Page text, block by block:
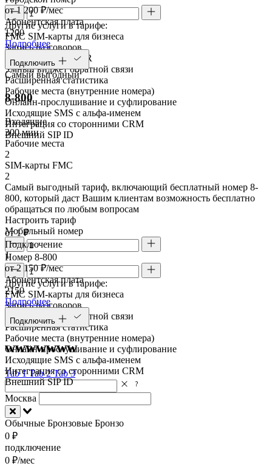
Другие услуги в тарифе:
FMC SIM-карты для бизнеса
Запись разговоров
Голосовое меню IVR
Умный виджет обратной связи
Расширенная статистика
Рабочие места (внутренние номера)
Онлайн-прослушивание и суфлирование
Исходящие SMS с альфа-именем
Интеграция со сторонними CRM
Внешний SIP ID
от 1 200 ₽/мес
Абонентская плата
1200
Подробнее
Подключить
Самый выгодный
8-800
Входящие
300 мин
Рабочие места
2
SIM-карты FMC
2
Самый выгодный тариф, включающий бесплатный номер 8-
800, который даст Вашим клиентам возможность бесплатно
обращаться по любым вопросам
Настроить тариф
Мобильный номер
Номер 8-800
Другие услуги в тарифе:
FMC SIM-карты для бизнеса
Запись разговоров
Умный виджет обратной связи
Расширенная статистика
Рабочие места (внутренние номера)
Онлайн-прослушивание и суфлирование
Исходящие SMS с альфа-именем
Интеграция со сторонними CRM
Внешний SIP ID
от 1 ₽
Подключение
1
от 2 150 ₽/мес
Абонентская плата
2150
Подробнее
Подключить
wwwwwww
Tab 1Tab 2Tab 3
Москва
Обычные Бронзовые Бронзо
0 ₽
подключение
0 ₽/мес